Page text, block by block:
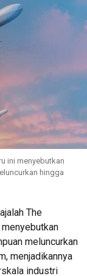
ini menyebutkan
hingga
The
meluncurkan
menjadikannya
industri